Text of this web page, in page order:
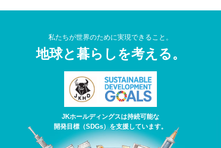
私たちが世界のために実現できること。
地球と暮らしを考える。
JKホールディングスは持続可能な
開発目標（SDGs）を支援しています。